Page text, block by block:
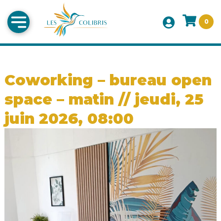
0
Coworking – bureau open
space – matin // jeudi, 25
juin 2026, 08:00